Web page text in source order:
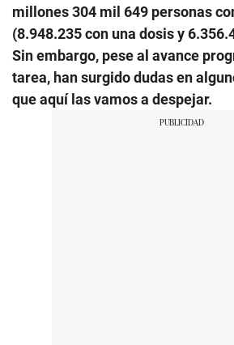
millones 304 mil 649 personas
(8.948.235 con una dosis y
Sin embargo, pese al avance
tarea, han surgido dudas en
que aquí las vamos a despejar.